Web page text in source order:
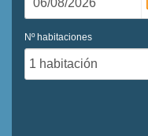
Nº habitaciones